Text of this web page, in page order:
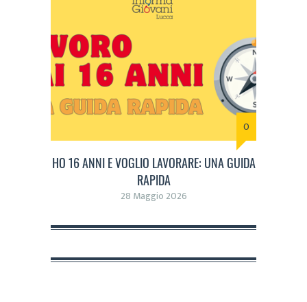
0
HO 16 ANNI E VOGLIO LAVORARE: UNA GUIDA
RAPIDA
28 Maggio 2026